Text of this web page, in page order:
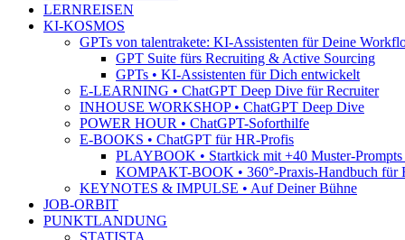
LERNREISEN
KI-KOSMOS
GPTs von talentrakete: KI-Assistenten für Deine
GPT Suite fürs Recruiting & Active Sourcing
GPTs • KI-Assistenten für Dich entwickelt
E-LEARNING • ChatGPT Deep Dive für Recruiter
INHOUSE WORKSHOP • ChatGPT Deep Dive
POWER HOUR • ChatGPT-Soforthilfe
E-BOOKS • ChatGPT für HR-Profis
PLAYBOOK • Startkick mit +40 Muster-
KOMPAKT-BOOK • 360°-Praxis-Handbuch für
KEYNOTES & IMPULSE • Auf Deiner Bühne
JOB-ORBIT
PUNKTLANDUNG
STATISTA